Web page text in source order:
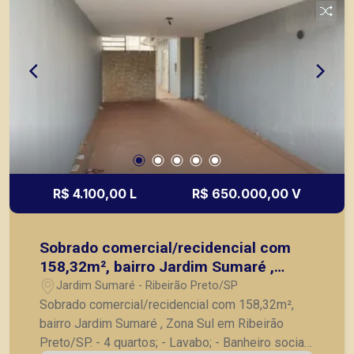
de Ribeirão Preto.
R$ 4.100,00 L R$ 650.000,00 V
Sobrado comercial/recidencial com
158,32m², bairro Jardim Sumaré ,
Zona Sul em Ribeirão Preto/SP.
Jardim Sumaré - Ribeirão Preto/SP
Sobrado comercial/recidencial com 158,32m²,
bairro Jardim Sumaré , Zona Sul em Ribeirão
Preto/SP. - 4 quartos; - Lavabo; - Banheiro social;